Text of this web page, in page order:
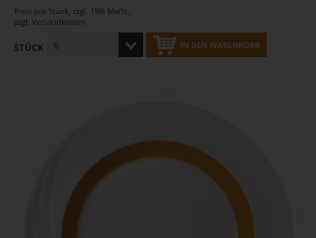
Preis pro Stück, zzgl. 19% MwSt.,
zzgl. Versandkosten
STÜCK IN DEN WARENKORB